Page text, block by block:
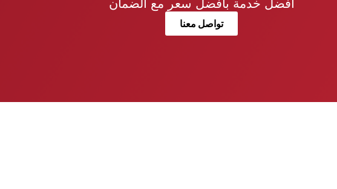
افضل خدمة بافضل سعر مع الضمان
تواصل معنا